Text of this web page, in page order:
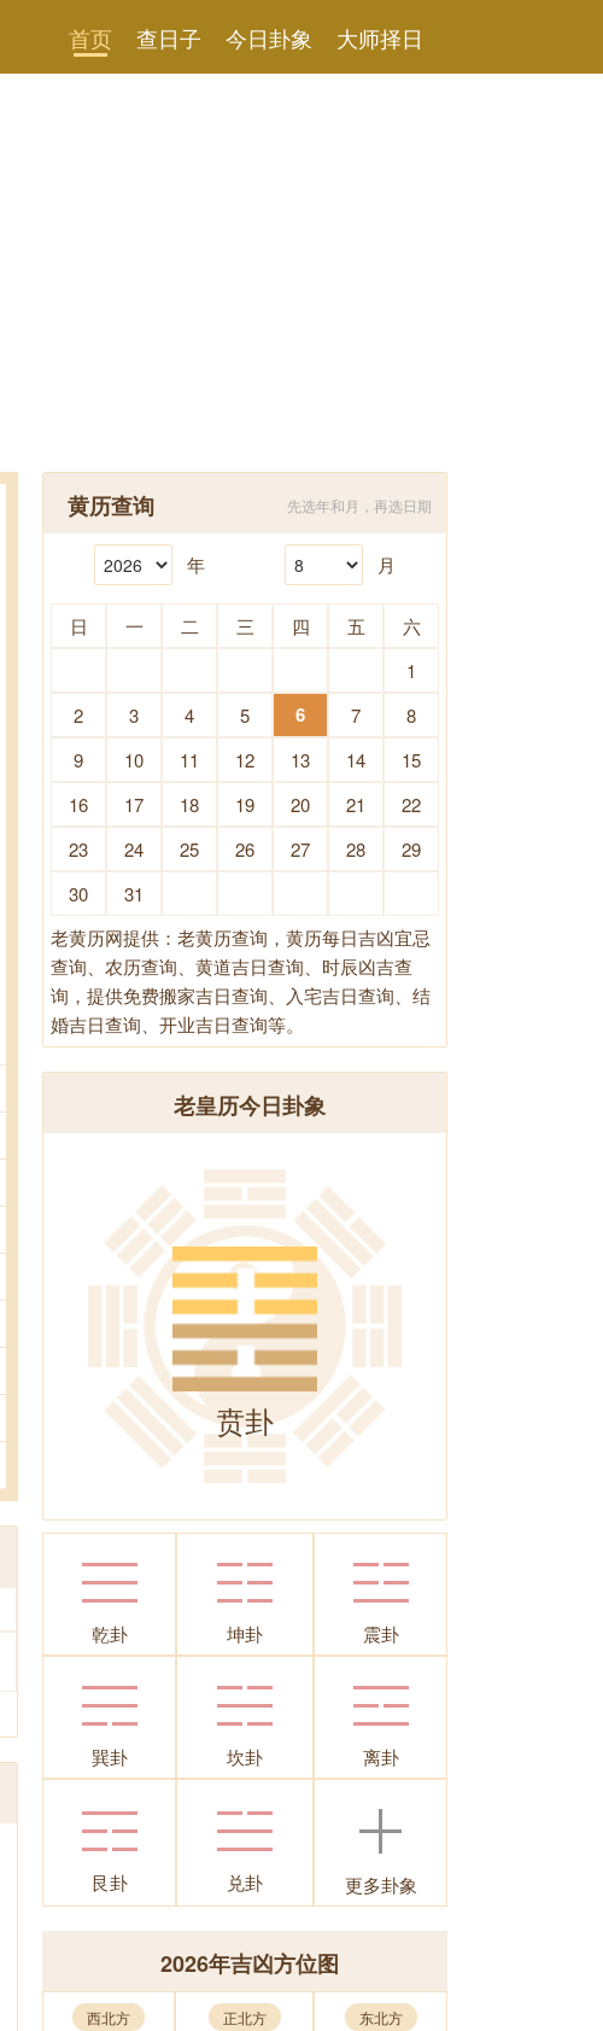
首页 查日子 今日卦象 大师择日
黄历查询 先选年和月，再选日期
年 月
日 一 二 三 四 五
六
1
2
3 4 5 6 7
8
9
10 11 12 13 14
15
16
17 18 19 20 21
22
23
24 25 26 27 28
29
30
31
老黄历网提供：老黄历查询，黄历每日吉凶宜忌
查询、农历查询、黄道吉日查询、时辰凶吉查
询，提供免费搬家吉日查询、入宅吉日查询、结
婚吉日查询、开业吉日查询等。
老皇历今日卦象
贲卦
乾卦 坤卦 震卦
巽卦 坎卦 离卦
艮卦 兑卦 更多卦象
2026年吉凶方位图
西北方 正北方 东北方